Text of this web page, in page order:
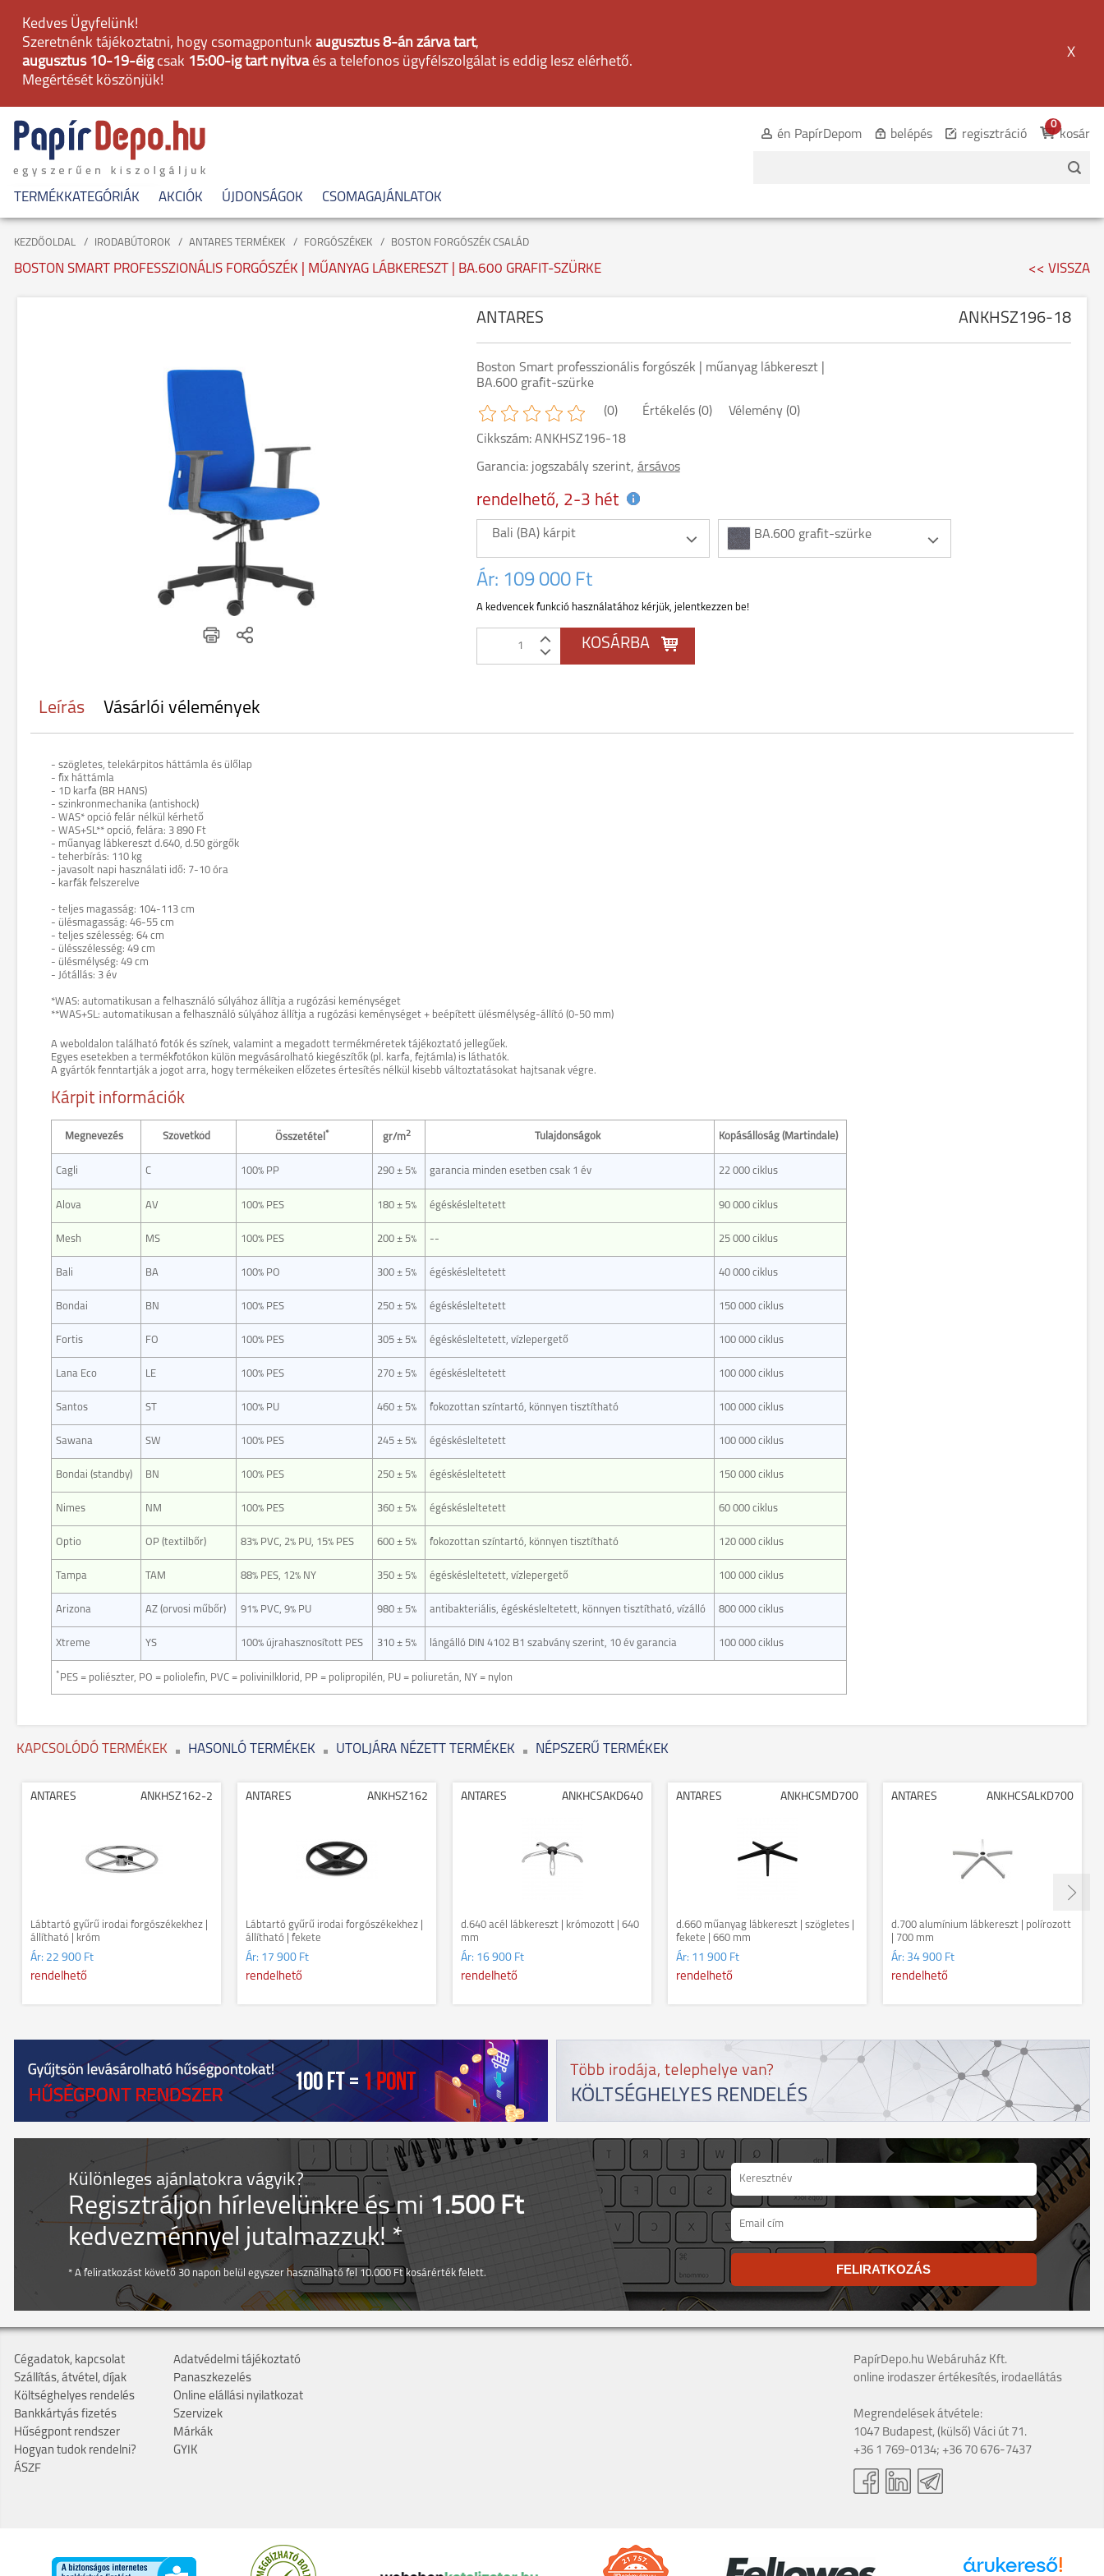
Kedves Ügyfelünk!
Szeretnénk tájékoztatni, hogy csomagpontunk augusztus 8-án zárva tart,
augusztus 10-19-éig csak 15:00-ig tart nyitvaés a telefonos ügyfélszolgálat is eddig lesz elérhető.
Megértését köszönjük!
X
én PapírDepom belépés regisztráció kosár
0
TERMÉKKATEGÓRIÁK AKCIÓK ÚJDONSÁGOK CSOMAGAJÁNLATOK
KEZDŐOLDAL IRODABÚTOROK ANTARES TERMÉKEK FORGÓSZÉKEK BOSTON FORGÓSZÉK CSALÁD
BOSTON SMART PROFESSZIONÁLIS FORGÓSZÉK | MŰANYAG LÁBKERESZT | BA.600 GRAFIT-SZÜRKE << VISSZA
ANTARES ANKHSZ196-18
Boston Smart professzionális forgószék | műanyag lábkereszt |
BA.600 grafit-szürke
(0) Értékelés (0) Vélemény (0)
Cikkszám: ANKHSZ196-18
Garancia: jogszabály szerint, ársávos
rendelhető, 2-3 hét
Bali (BA) kárpit BA.600 grafit-szürke
Ár: 109 000 Ft
A kedvencek funkció használatához kérjük, jelentkezzen be!
Leírás Vásárlói vélemények
- szögletes, telekárpitos háttámla és ülőlap
- fix háttámla
- 1D karfa (BR HANS)
- szinkronmechanika (antishock)
- WAS* opció felár nélkül kérhető
- WAS+SL** opció, felára: 3 890 Ft
- műanyag lábkereszt d.640, d.50 görgők
- teherbírás: 110 kg
- javasolt napi használati idő: 7-10 óra
- karfák felszerelve
- teljes magasság: 104-113 cm
- ülésmagasság: 46-55 cm
- teljes szélesség: 64 cm
- ülésszélesség: 49 cm
- ülésmélység: 49 cm
- Jótállás: 3 év
*WAS: automatikusan a felhasználó súlyához állítja a rugózási keménységet
**WAS+SL: automatikusan a felhasználó súlyához állítja a rugózási keménységet + beépített ülésmélység-állító (0-50 mm)
A weboldalon található fotók és színek, valamint a megadott termékméretek tájékoztató jellegűek.
Egyes esetekben a termékfotókon külön megvásárolható kiegészítők (pl. karfa, fejtámla) is láthatók.
A gyártók fenntartják a jogot arra, hogy termékeiken előzetes értesítés nélkül kisebb változtatásokat hajtsanak végre.
Kárpit információk
Megnevezés Szövetkód Összetétel * gr/m2 Tulajdonságok Kopásállóság (Martindale)
Cagli C 100% PP 290 ± 5% garancia minden esetben csak 1 év 22 000 ciklus
Alova AV 100% PES 180 ± 5% égéskésleltetett 90 000 ciklus
Mesh MS 100% PES 200 ± 5% -- 25 000 ciklus
Bali BA 100% PO 300 ± 5% égéskésleltetett 40 000 ciklus
Bondai BN 100% PES 250 ± 5% égéskésleltetett 150 000 ciklus
Fortis FO 100% PES 305 ± 5% égéskésleltetett, vízlepergető 100 000 ciklus
Lana Eco LE 100% PES 270 ± 5% égéskésleltetett 100 000 ciklus
Santos ST 100% PU 460 ± 5% fokozottan színtartó, könnyen tisztítható 100 000 ciklus
Sawana SW 100% PES 245 ± 5% égéskésleltetett 100 000 ciklus
Bondai (standby) BN 100% PES 250 ± 5% égéskésleltetett 150 000 ciklus
Nimes NM 100% PES 360 ± 5% égéskésleltetett 60 000 ciklus
Optio OP (textilbőr) 83% PVC, 2% PU, 15% PES 600 ± 5% fokozottan színtartó, könnyen tisztítható 120 000 ciklus
Tampa TAM 88% PES, 12% NY 350 ± 5% égéskésleltetett, vízlepergető 100 000 ciklus
Arizona AZ (orvosi műbőr) 91% PVC, 9% PU 980 ± 5% antibakteriális, égéskésleltetett, könnyen tisztítható, vízálló 800 000 ciklus
Xtreme YS 100% újrahasznosított PES 310 ± 5% lángálló DIN 4102 B1 szabvány szerint, 10 év garancia 100 000 ciklus
* PES = poliészter, PO = poliolefin, PVC = polivinilklorid, PP = polipropilén, PU = poliuretán, NY = nylon
KAPCSOLÓDÓ TERMÉKEK HASONLÓ TERMÉKEK UTOLJÁRA NÉZETT TERMÉKEK NÉPSZERŰ TERMÉKEK
ANTARES ANKHSZ162-2
Lábtartó gyűrű irodai forgószékekhez |
állítható | króm
Ár: 22 900 Ft
rendelhető
ANTARES ANKHSZ162
Lábtartó gyűrű irodai forgószékekhez |
állítható | fekete
Ár: 17 900 Ft
rendelhető
ANTARES ANKHCSAKD640
d.640 acél lábkereszt | krómozott | 640
mm
Ár: 16 900 Ft
rendelhető
ANTARES ANKHCSMD700
d.660 műanyag lábkereszt | szögletes |
fekete | 660 mm
Ár: 11 900 Ft
rendelhető
ANTARES ANKHCSALKD700
d.700 alumínium lábkereszt | polírozott
| 700 mm
Ár: 34 900 Ft
rendelhető
Különleges ajánlatokra vágyik?
Regisztráljon hírlevelünkre és mi 1.500 Ft
kedvezménnyel jutalmazzuk! *
* A feliratkozást követő 30 napon belül egyszer használható fel 10.000 Ft kosárérték felett. FELIRATKOZÁS
Cégadatok, kapcsolat
Szállítás, átvétel, díjak
Költséghelyes rendelés
Bankkártyás fizetés
Hűségpont rendszer
Hogyan tudok rendelni?
ÁSZF
Adatvédelmi tájékoztató
Panaszkezelés
Online elállási nyilatkozat
Szervizek
Márkák
GYIK
PapírDepo.hu Webáruház Kft.
online irodaszer értékesítés, irodaellátás
Megrendelések átvétele:
1047 Budapest, (külső) Váci út 71.
+36 1 769-0134; +36 70 676-7437